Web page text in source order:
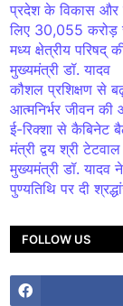
प्रदेश के विकास
लिए 30,055 करोड़
मध्य क्षेत्रीय परिषद्
मुख्यमंत्री डॉ. यादव
कौशल प्रशिक्षण से
आत्मनिर्भर जीवन
ई-रिक्शा से कैबिनेट
मंत्री द्वय श्री
मुख्यमंत्री डॉ. यादव
पुण्यतिथि पर दी
FOLLOW US